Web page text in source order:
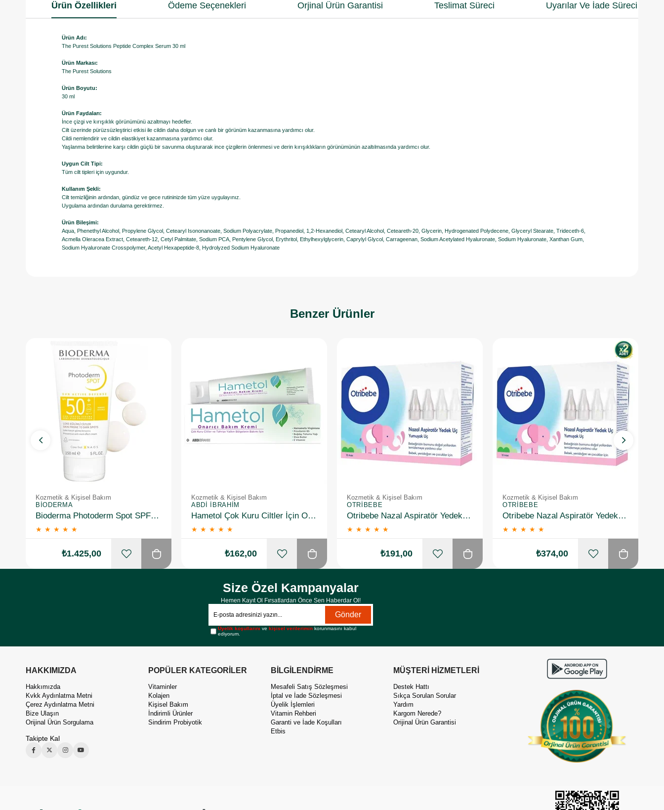
Ürün Özellikleri Ödeme Seçenekleri Orjinal Ürün Garantisi Teslimat Süreci Uyarılar Ve İade Süreci
Ürün Adı:
The Purest Solutions Peptide Complex Serum 30 ml
Ürün Markası:
The Purest Solutions
Ürün Boyutu:
30 ml
Ürün Faydaları:
İnce çizgi ve kırışıklık görünümünü azaltmayı hedefler.
Cilt üzerinde pürüzsüzleştirici etkisi ile cildin daha dolgun ve canlı bir görünüm kazanmasına yardımcı olur.
Cildi nemlendirir ve cildin elastikiyet kazanmasına yardımcı olur.
Yaşlanma belirtilerine karşı cildin güçlü bir savunma oluşturarak ince çizgilerin önlenmesi ve derin kırışıklıkların görünümünün azaltılmasında yardımcı olur.
Uygun Cilt Tipi:
Tüm cilt tipleri için uygundur.
Kullanım Şekli:
Cilt temizliğinin ardından, gündüz ve gece rutininizde tüm yüze uygulayınız.
​Uygulama ardından durulama gerektirmez.
Ürün Bileşimi:
Aqua, Phenethyl Alcohol, Propylene Glycol, Cetearyl Isononanoate, Sodium Polyacrylate, Propanediol, 1,2-Hexanediol, Cetearyl Alcohol, Ceteareth-20, Glycerin, Hydrogenated Polydecene, Glyceryl Stearate, Trideceth-6,
Acmella Oleracea Extract, Ceteareth-12, Cetyl Palmitate, Sodium PCA, Pentylene Glycol, Erythritol, Ethylhexylglycerin, Caprylyl Glycol, Carrageenan, Sodium Acetylated Hyaluronate, Sodium Hyaluronate, Xanthan Gum,
Sodium Hyaluronate Crosspolymer, Acetyl Hexapeptide-8, Hydrolyzed Sodium Hyaluronate
Benzer Ürünler
Kozmetik & Kişisel Bakım
BIODERMA
Bioderma Photoderm Spot SPF50+ 150 ml
★ ★ ★ ★ ★
₺1.425,00
Kozmetik & Kişisel Bakım
ABDI İBRAHIM
Hametol Çok Kuru Ciltler İçin Onarıcı Bakım Kremi 30 g
★ ★ ★ ★ ★
₺162,00
Kozmetik & Kişisel Bakım
OTRIBEBE
Otribebe Nazal Aspiratör Yedek Uç 10 Adet
★ ★ ★ ★ ★
₺191,00
Kozmetik & Kişisel Bakım
OTRIBEBE
Otribebe Nazal Aspiratör Yedek Uç 10 Adet 2 Adet
★ ★ ★ ★ ★
₺374,00
Size Özel Kampanyalar
Hemen Kayıt Ol Fırsatlardan Önce Sen Haberdar Ol!
Gönder
Üyelik koşullarını vekişisel verilerimin korunmasını kabul
ediyorum.
HAKKIMIZDA
Hakkımızda
Kvkk Aydınlatma Metni
Çerez Aydınlatma Metni
Bize Ulaşın
Orijinal Ürün Sorgulama
Takipte Kal
POPÜLER KATEGORİLER
Vitaminler
Kolajen
Kişisel Bakım
İndirimli Ürünler
Sindirim Probiyotik
BİLGİLENDİRME
Mesafeli Satış Sözleşmesi
İptal ve İade Sözleşmesi
Üyelik İşlemleri
Vitamin Rehberi
Garanti ve İade Koşulları
Etbis
MÜŞTERİ HİZMETLERİ
Destek Hattı
Sıkça Sorulan Sorular
Yardım
Kargom Nerede?
Orijinal Ürün Garantisi